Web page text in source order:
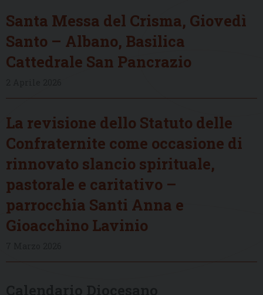
Santa Messa del Crisma, Giovedì
Santo – Albano, Basilica
Cattedrale San Pancrazio
La revisione dello Statuto delle
Confraternite come occasione di
rinnovato slancio spirituale,
pastorale e caritativo –
parrocchia Santi Anna e
Gioacchino Lavinio